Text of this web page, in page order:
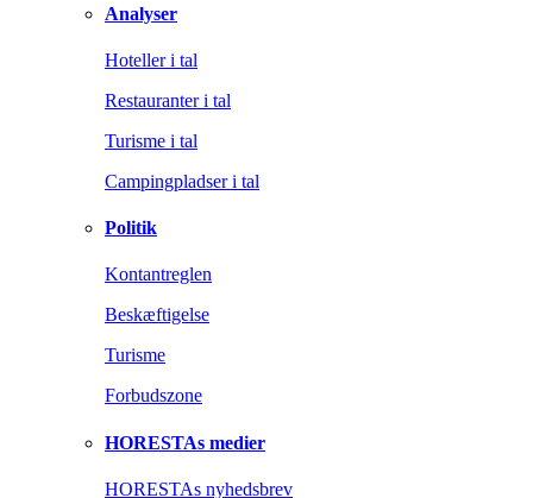
Analyser
Hoteller i tal
Restauranter i tal
Turisme i tal
Campingpladser i tal
Politik
Kontantreglen
Beskæftigelse
Turisme
Forbudszone
HORESTAs medier
HORESTAs nyhedsbrev